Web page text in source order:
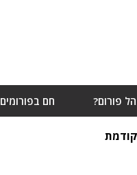
פורום? חם בפורומים